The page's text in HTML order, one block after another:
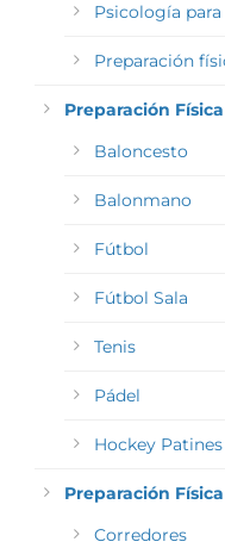
Psicología
Preparación
Preparación
Baloncesto
Balonmano
Fútbol
Fútbol Sala
Tenis
Pádel
Hockey Patines
Preparación
Corredores